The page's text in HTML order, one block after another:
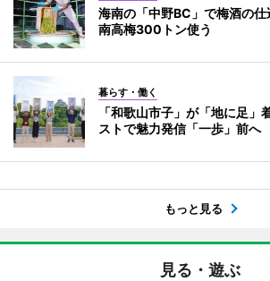
海南の「中野BC」で梅酒の
南高梅300トン使う
暮らす・働く
「和歌山市子」が「地に足
ストで魅力発信「一歩」前へ
もっと見る
見る・遊ぶ